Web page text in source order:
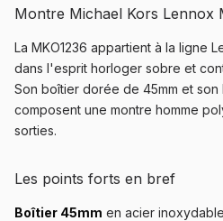
Montre Michael Kors Lennox
La MKO1236 appartient à la ligne
dans l'esprit horloger sobre et
Son boîtier dorée de 45mm et son
composent une montre homme
sorties.
Les points forts en bref
Boîtier 45mm en acier